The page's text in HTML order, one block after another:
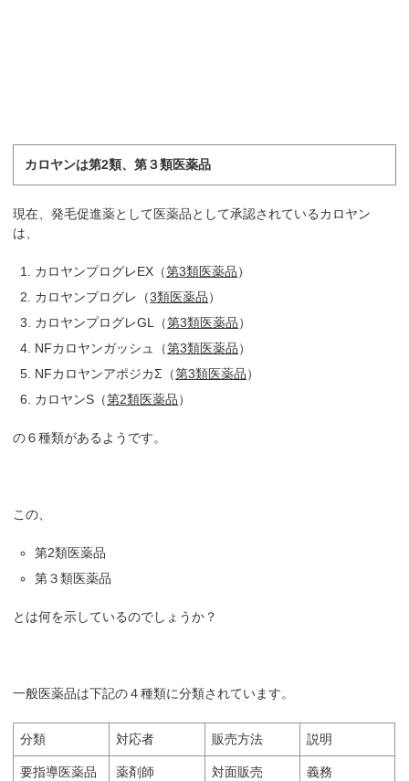
カロヤンは第2類、第３類医薬品
現在、発毛促進薬として医薬品として承認されているカロヤン
は、
カロヤンプログレEX（第3類医薬品）
カロヤンプログレ（3類医薬品）
カロヤンプログレGL（第3類医薬品）
NFカロヤンガッシュ（第3類医薬品）
NFカロヤンアポジカΣ（第3類医薬品）
カロヤンS（第2類医薬品）
の６種類があるようです。
この、
第2類医薬品
第３類医薬品
とは何を示しているのでしょうか？
一般医薬品は下記の４種類に分類されています。
分類 対応者 販売方法 説明
要指導医薬品 薬剤師 対面販売 義務